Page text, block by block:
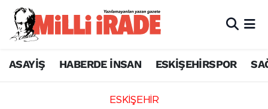
ASAYİŞ HABERDE İNSAN ESKİŞEHİRSPOR
ESKİŞEHİR